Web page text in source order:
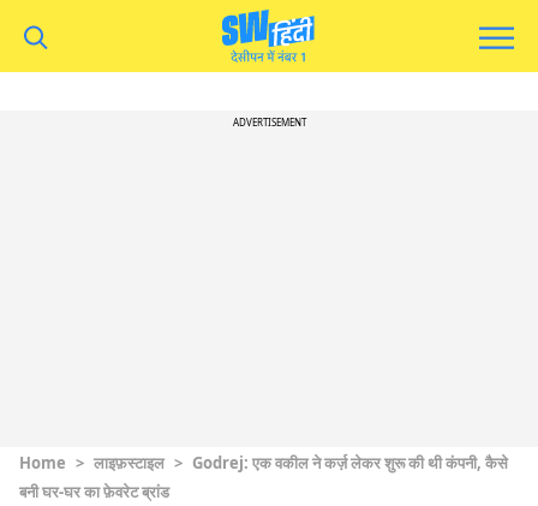
ADVERTISEMENT
Home > लाइफ़स्टाइल > Godrej: एक वकील ने कर्ज़ लेकर शुरू की थी कंपनी, कैसे
बनी घर-घर का फ़ेवरेट ब्रांड